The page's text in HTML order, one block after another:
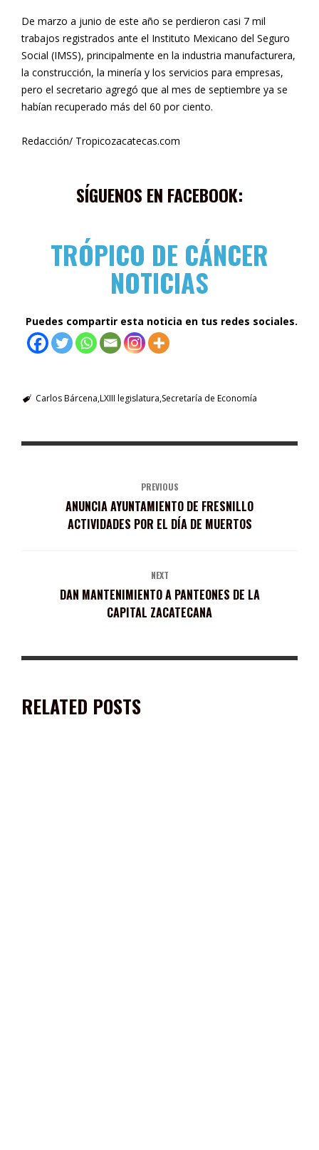
De marzo a junio de este año se perdieron casi 7 mil
trabajos registrados ante el Instituto Mexicano del Seguro
Social (IMSS), principalmente en la industria manufacturera,
la construcción, la minería y los servicios para empresas,
pero el secretario agregó que al mes de septiembre ya se
habían recuperado más del 60 por ciento.
Redacción/ Tropicozacatecas.com
SÍGUENOS EN FACEBOOK:
TRÓPICO DE CÁNCER
NOTICIAS
Puedes compartir esta noticia en tus redes sociales.
Carlos Bárcena LXIII legislatura Secretaría de Economía
PREVIOUS
ANUNCIA AYUNTAMIENTO DE FRESNILLO
ACTIVIDADES POR EL DÍA DE MUERTOS
NEXT
DAN MANTENIMIENTO A PANTEONES DE LA
CAPITAL ZACATECANA
RELATED POSTS